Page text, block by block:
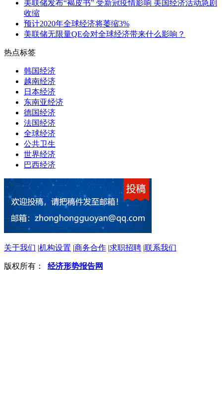
美联储发布“褐皮书” 受新冠疫情影响 美国经济活动急剧
收缩
预计2020年全球经济将萎缩3%
美联储无限量QE会对全球经济带来什么影响？
热点标签
韩国经济
越南经济
日本经济
东南亚经济
德国经济
法国经济
全球经济
公共卫生
世界经济
巴西经济
关于我们 |机构设置 |商务合作 |求职招聘 |联系我们
版权所有： 经济形势报告网